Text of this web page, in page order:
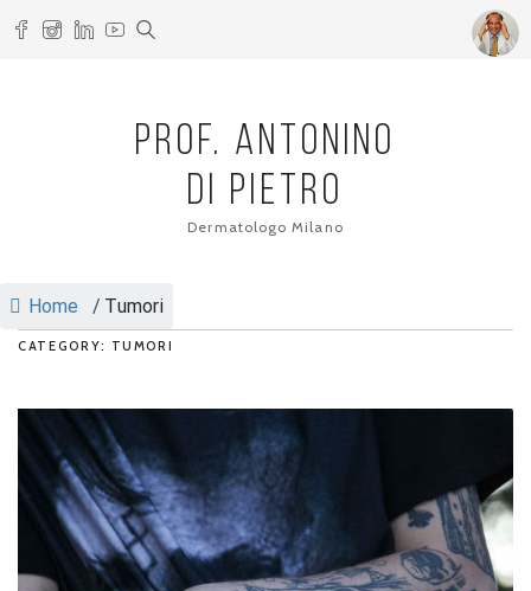
PROF. ANTONINO
DI PIETRO
Dermatologo Milano
Home / Tumori
CATEGORY: TUMORI